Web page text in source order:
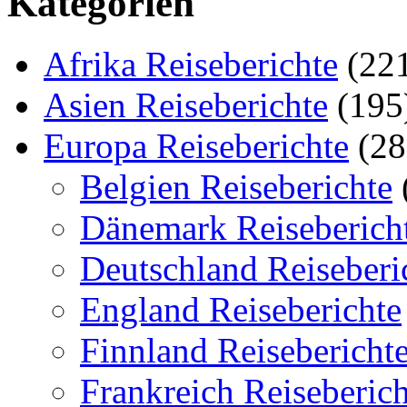
Afrika Reiseberichte
Asien Reiseberichte
Europa Reiseberichte
Belgien Reiseberichte
Dänemark
Deutschland
England Reiseberichte
Finnland
Frankreich